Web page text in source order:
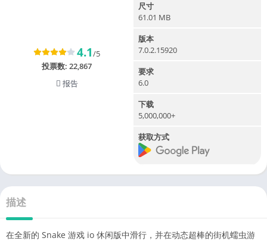
4.1/5
投票数: 22,867
报告
尺寸
61.01 MB
版本
7.0.2.15920
要求
6.0
下载
5,000,000+
获取方式
描述
在全新的 Snake 游戏 io 休闲版中滑行，并在动态超棒的街机蠕虫游